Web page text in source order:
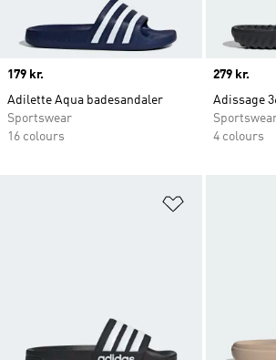
Price
179 kr.
Adilette Aqua badesandaler
Sportswear
16 colours
Price
279 kr.
Adissage
4 colours